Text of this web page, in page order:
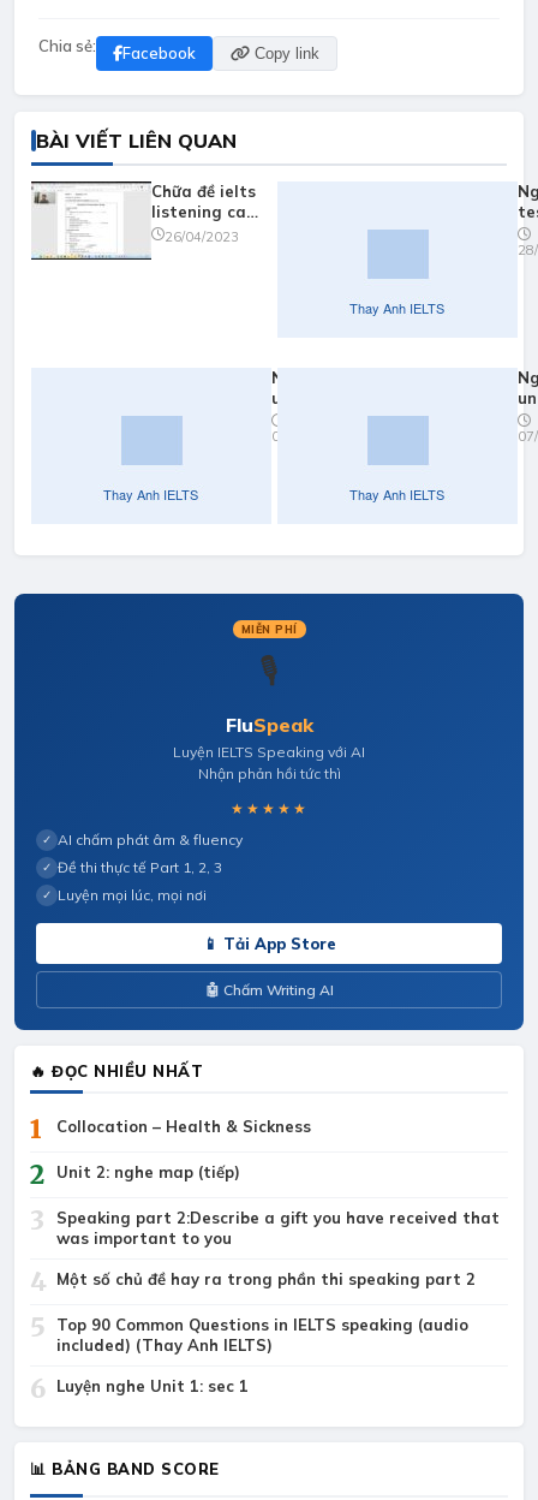
Chia sẻ: Facebook Copy link
BÀI VIẾT LIÊN QUAN
Chữa đề ielts
listening cam
17 test 1
26/04/2023
Nghe
unit 3:
nghe
part 3
07/04/2022
MIỄN PHÍ
🎙️
FluSpeak
Luyện IELTS Speaking với AI
Nhận phản hồi tức thì
★★★★★
✓ AI chấm phát âm & fluency
✓ Đề thi thực tế Part 1, 2, 3
✓ Luyện mọi lúc, mọi nơi
📱 Tải App Store
🤖 Chấm Writing AI
🔥 ĐỌC NHIỀU NHẤT
1 Collocation – Health & Sickness
2 Unit 2: nghe map (tiếp)
3
Speaking part 2:Describe a gift you have received that
was important to you
4 Một số chủ đề hay ra trong phần thi speaking part 2
5
Top 90 Common Questions in IELTS speaking (audio
included) (Thay Anh IELTS)
6 Luyện nghe Unit 1: sec 1
📊 BẢNG BAND SCORE